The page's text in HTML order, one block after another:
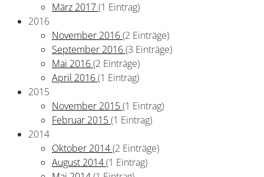
März 2017(1 Eintrag)
2016
November 2016(2 Einträge)
September 2016(3 Einträge)
Mai 2016(2 Einträge)
April 2016(1 Eintrag)
2015
November 2015(1 Eintrag)
Februar 2015(1 Eintrag)
2014
Oktober 2014(2 Einträge)
August 2014(1 Eintrag)